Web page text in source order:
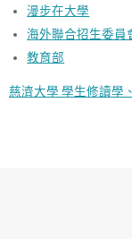
漫步在大學
海外聯合招生委員
教育部
慈濟大學 學生修讀學